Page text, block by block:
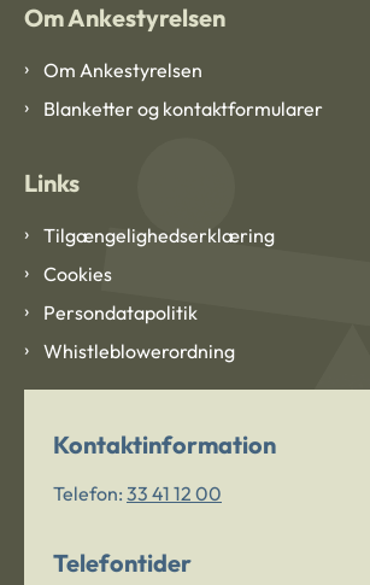
Om Ankestyrelsen
Om Ankestyrelsen
Blanketter og kontaktformularer
Links
Tilgængelighedserklæring
Cookies
Persondatapolitik
Whistleblowerordning
Kontaktinformation
Telefon: 33 41 12 00
Telefontider